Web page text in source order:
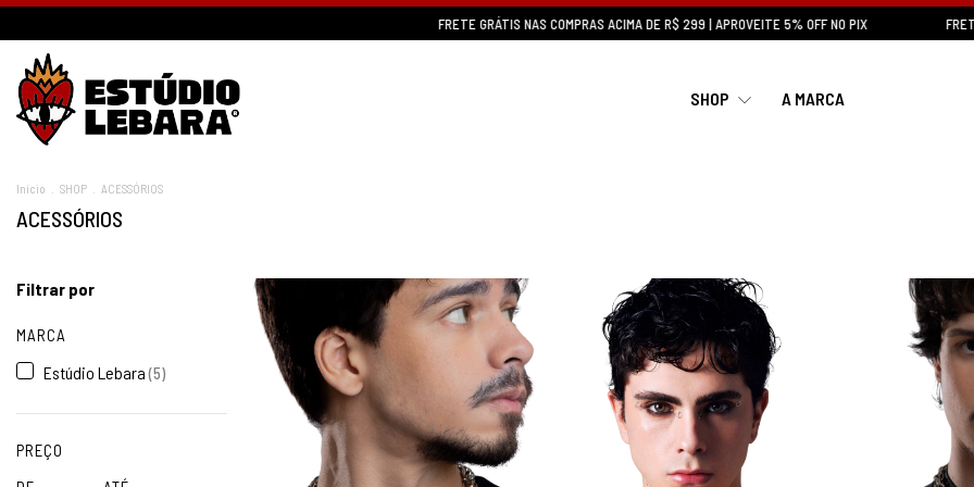
FRETE GRÁTIS NAS COMPRAS ACIMA DE R$ 299 | APROVEITE 5% OFF NO PIX FRETE
SHOP A MARCA
Início SHOP ACESSÓRIOS
ACESSÓRIOS
Filtrar por
MARCA
Estúdio Lebara(5)
PREÇO